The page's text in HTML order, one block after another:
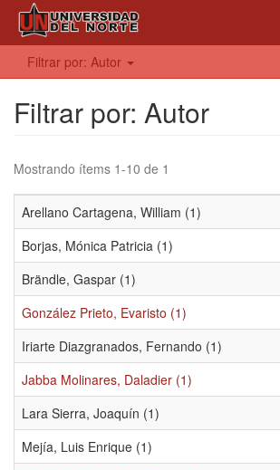
Filtrar por: Autor
Filtrar por: Autor
Mostrando ítems 1-10 de 1
Arellano Cartagena, William (1)
Borjas, Mónica Patricia (1)
Brändle, Gaspar (1)
González Prieto, Evaristo (1)
Iriarte Diazgranados, Fernando (1)
Jabba Molinares, Daladier (1)
Lara Sierra, Joaquín (1)
Mejía, Luis Enrique (1)